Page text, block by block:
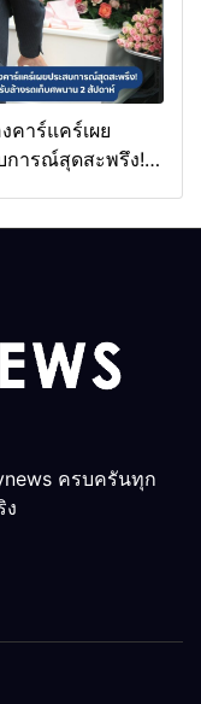
คาร์แคร์เผย
การณ์สุดสะพรึง!
ครบครันทุก
ง